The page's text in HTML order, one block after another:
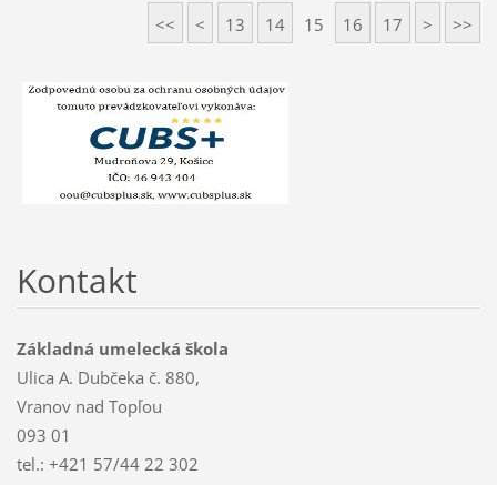
<< < 13 14 15 16 17 > >>
Kontakt
Základná umelecká škola
Ulica A. Dubčeka č. 880,
Vranov nad Topľou
093 01
tel.: +421 57/44 22 302